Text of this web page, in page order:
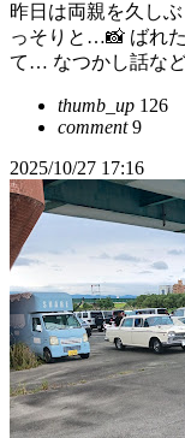
昨日は両親を久し
っそりと…📸 ばれ
て… なつかし話な
thumb_up 126
comment9
2025/10/27 17:16